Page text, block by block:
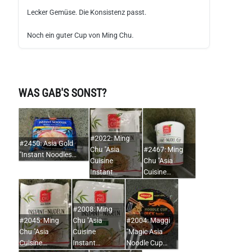
Lecker Gemüse. Die Konsistenz passt.
Noch ein guter Cup von Ming Chu.
WAS GAB'S SONST?
#2450: Asia Gold
"Instant Noodles…
#2022: Ming
Chu "Asia
Cuisine
Instant…
#2467: Ming
Chu "Asia
Cuisine…
#2045: Ming
Chu "Asia
Cuisine…
#2008: Ming
Chu "Asia
Cuisine
Instant…
#2004: Maggi
"Magic Asia
Noodle Cup…